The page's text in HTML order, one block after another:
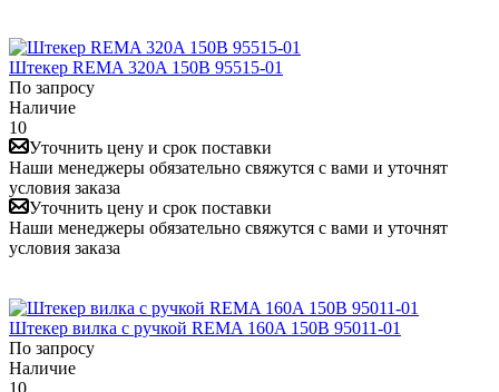
Штекер REMA 320A 150B 95515-01
По запросу
Наличие
10
Уточнить цену и срок поставки
Наши менеджеры обязательно свяжутся с вами и уточнят
условия заказа
Уточнить цену и срок поставки
Наши менеджеры обязательно свяжутся с вами и уточнят
условия заказа
Штекер вилка с ручкой REMA 160A 150B 95011-01
По запросу
Наличие
10